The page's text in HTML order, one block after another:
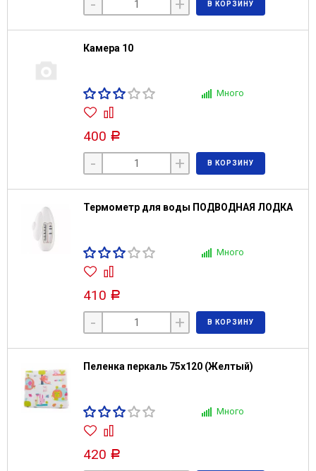
- + В КОРЗИНУ
Камера 10
Много
400 Р
- + В КОРЗИНУ
Термометр для воды ПОДВОДНАЯ ЛОДКА
Много
410 Р
- + В КОРЗИНУ
Пеленка перкаль 75х120 (Желтый)
Много
420 Р